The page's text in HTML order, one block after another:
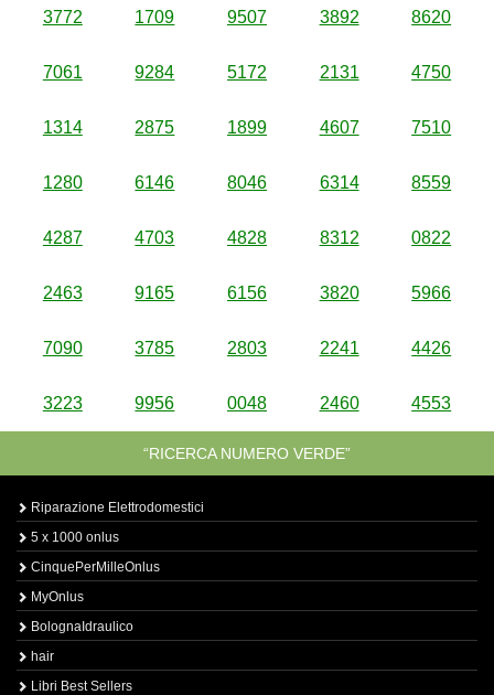
3772 1709 9507 3892 8620
7061 9284 5172 2131 4750
1314 2875 1899 4607 7510
1280 6146 8046 6314 8559
4287 4703 4828 8312 0822
2463 9165 6156 3820 5966
7090 3785 2803 2241 4426
3223 9956 0048 2460 4553
“RICERCA NUMERO VERDE”
Riparazione Elettrodomestici
5 x 1000 onlus
CinquePerMilleOnlus
MyOnlus
BolognaIdraulico
hair
Libri Best Sellers